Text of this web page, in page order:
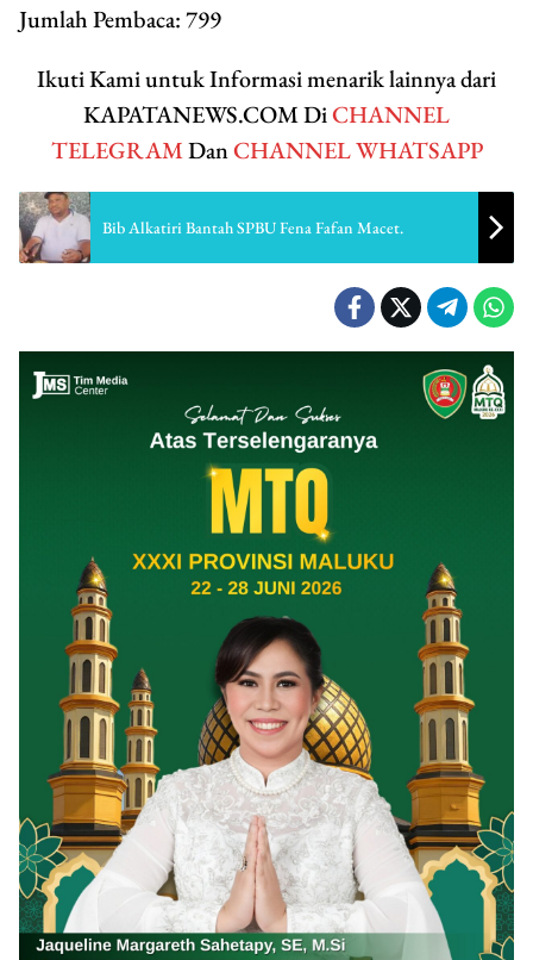
Jumlah Pembaca:799
Ikuti Kami untuk Informasi menarik lainnya dari
KAPATANEWS.COM DiCHANNEL
TELEGRAMDanCHANNEL WHATSAPP
Bib Alkatiri Bantah SPBU Fena Fafan Macet.